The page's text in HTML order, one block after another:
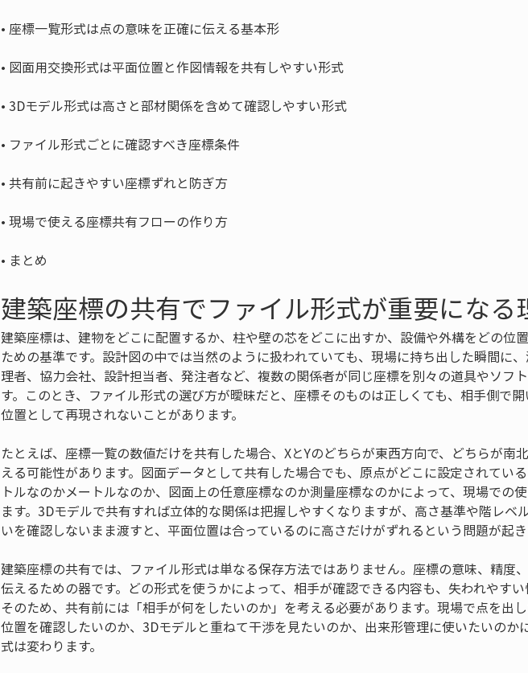
•
•
•
•
•
•
• まとめ
建築座標の共有でファイル形式が重要になる
建築座標は、建物をどこに配置するか、柱や壁の芯をどこに出すか、設備や外構をどの位
ための基準です。設計図の中では当然のように扱われていても、現場に持ち出した瞬間に
理者、協力会社、設計担当者、発注者など、複数の関係者が同じ座標を別々の道具やソフ
す。このとき、ファイル形式の選び方が曖昧だと、座標そのものは正しくても、相手側で
位置として再現されないことがあります。
たとえば、座標一覧の数値だけを共有した場合、XとYのどちらが東西方向で、どちらが南
える可能性があります。図面データとして共有した場合でも、原点がどこに設定されてい
トルなのかメートルなのか、図面上の任意座標なのか測量座標なのかによって、現場での
ます。3Dモデルで共有すれば立体的な関係は把握しやすくなりますが、高さ基準や階レベ
いを確認しないまま渡すと、平面位置は合っているのに高さだけがずれるという問題が起き
建築座標の共有では、ファイル形式は単なる保存方法ではありません。座標の意味、精度
伝えるための器です。どの形式を使うかによって、相手が確認できる内容も、失われやすい
そのため、共有前には「相手が何をしたいのか」を考える必要があります。現場で点を出
位置を確認したいのか、3Dモデルと重ねて干渉を見たいのか、出来形管理に使いたいのか
式は変わります。